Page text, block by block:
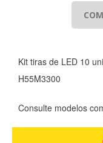
Kit tiras de LED 10
H55M3300
Consulte modelos